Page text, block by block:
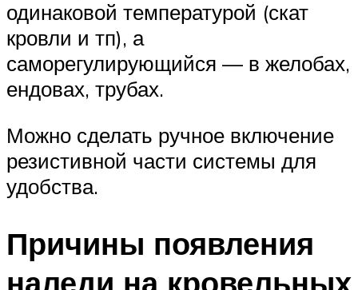
одинаковой температурой (скат
кровли и тп), а
саморегулирующийся — в желобах,
ендовах, трубах.
Можно сделать ручное включение
резистивной части системы для
удобства.
Причины появления